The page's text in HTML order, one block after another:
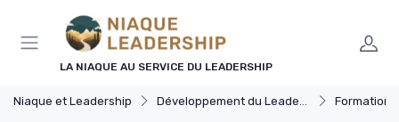
LA NIAQUE AU SERVICE DU LEADERSHIP
Niaque et Leadership Développement du Leadership Formation